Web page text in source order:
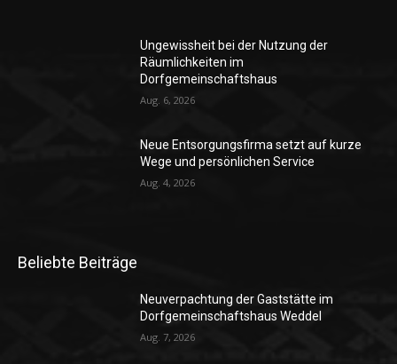
Ungewissheit bei der Nutzung der
Räumlichkeiten im
Dorfgemeinschaftshaus
Aug. 6, 2026
Neue Entsorgungsfirma setzt auf kurze
Wege und persönlichen Service
Aug. 4, 2026
Beliebte Beiträge
Neuverpachtung der Gaststätte im
Dorfgemeinschaftshaus Weddel
Aug. 7, 2026